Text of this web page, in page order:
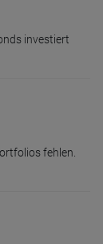
investiert
fehlen.